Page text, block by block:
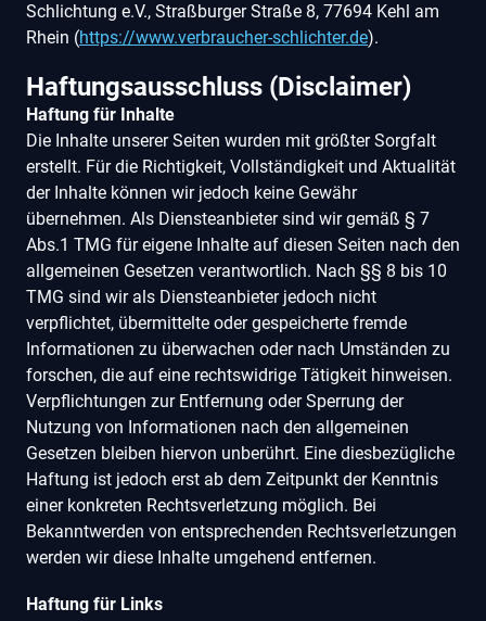
Schlichtung e.V., Straßburger Straße 8, 77694 Kehl am
Rhein (https://www.verbraucher-schlichter.de).
Haftungsausschluss (Disclaimer)
Haftung für Inhalte
Die Inhalte unserer Seiten wurden mit größter Sorgfalt
erstellt. Für die Richtigkeit, Vollständigkeit und Aktualität
der Inhalte können wir jedoch keine Gewähr
übernehmen. Als Diensteanbieter sind wir gemäß § 7
Abs.1 TMG für eigene Inhalte auf diesen Seiten nach den
allgemeinen Gesetzen verantwortlich. Nach §§ 8 bis 10
TMG sind wir als Diensteanbieter jedoch nicht
verpflichtet, übermittelte oder gespeicherte fremde
Informationen zu überwachen oder nach Umständen zu
forschen, die auf eine rechtswidrige Tätigkeit hinweisen.
Verpflichtungen zur Entfernung oder Sperrung der
Nutzung von Informationen nach den allgemeinen
Gesetzen bleiben hiervon unberührt. Eine diesbezügliche
Haftung ist jedoch erst ab dem Zeitpunkt der Kenntnis
einer konkreten Rechtsverletzung möglich. Bei
Bekanntwerden von entsprechenden Rechtsverletzungen
werden wir diese Inhalte umgehend entfernen.
Haftung für Links